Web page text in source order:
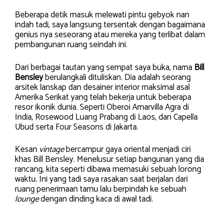
Beberapa detik masuk melewati pintu gebyok nan
indah tadi, saya langsung tersentak dengan bagaimana
genius nya seseorang atau mereka yang terlibat dalam
pembangunan ruang seindah ini.
Dari berbagai tautan yang sempat saya buka, nama Bill
Bensleyberulangkali dituliskan. Dia adalah seorang
arsitek lanskap dan desainer interior maksimal asal
Amerika Serikat yang telah bekerja untuk beberapa
resor ikonik dunia. Seperti Oberoi Amarvilla Agra di
India, Rosewood Luang Prabang di Laos, dan Capella
Ubud serta Four Seasons di Jakarta.
Kesan vintagebercampur gaya oriental menjadi ciri
khas Bill Bensley. Menelusur setiap bangunan yang dia
rancang, kita seperti dibawa memasuki sebuah lorong
waktu. Ini yang tadi saya rasakan saat berjalan dari
ruang penerimaan tamu lalu berpindah ke sebuah
loungedengan dinding kaca di awal tadi.